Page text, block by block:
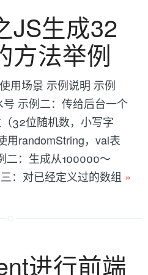
JS生成32
方法举例
用场景 示例说明 示例
示例二：传给后台一个
32位随机数，小写字
用randomString，val表
二：生成从100000～
：对已经定义过的数组 »
进行前端